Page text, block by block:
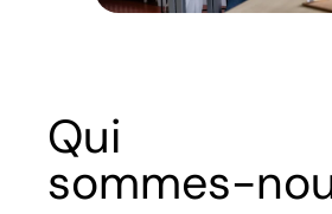
Qui
sommes-